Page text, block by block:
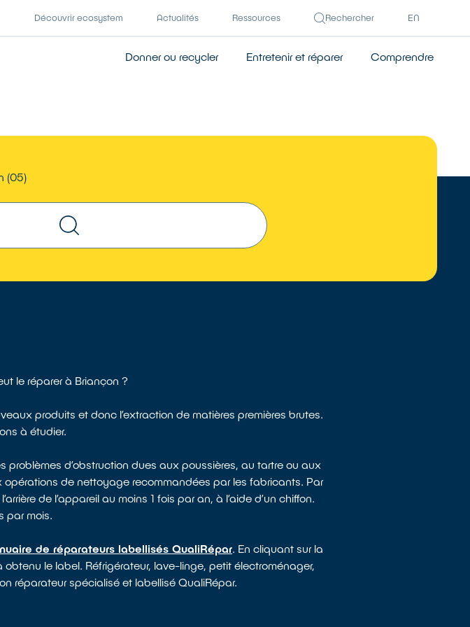
Découvrir ecosystem Actualités Ressources Rechercher EN
Donner ou recycler Entretenir et réparer Comprendre
(05)
le réparer à Briançon ?
produits et donc l’extraction de matières premières brutes.
à étudier.
problèmes d’obstruction dues aux poussières, au tartre ou aux
de nettoyage recommandées par les fabricants. Par
de l’appareil au moins 1 fois par an, à l’aide d’un chiffon.
par mois.
de réparateurs labellisés QualiRépar. En cliquant sur la
le label. Réfrigérateur, lave-linge, petit électroménager,
réparateur spécialisé et labellisé QualiRépar.